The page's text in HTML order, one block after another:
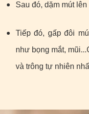
Sau đó, dặm mút
Tiếp đó, gấp đôi
như bọng mắt,
và trông tự nhiên